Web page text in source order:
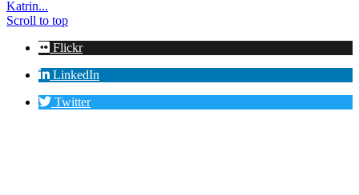
Katrin...
Scroll to top
Flickr
LinkedIn
Twitter